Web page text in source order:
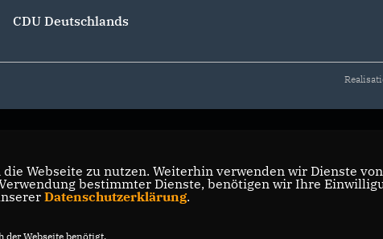
CDU Deutschlands
Webseite zu nutzen. Weiterhin verwenden wir Dienste
bestimmter Dienste, benötigen wir Ihre
Datenschutzerklärung.
der Webseite benötigt.